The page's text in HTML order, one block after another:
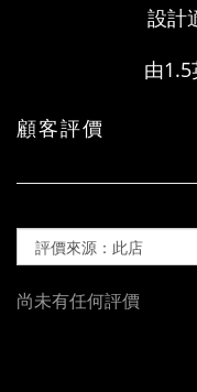
設計
由
顧客評價
尚未有任何評價